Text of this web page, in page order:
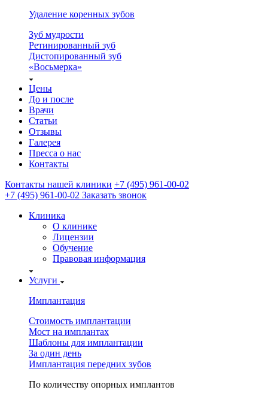
Удаление коренных зубов
Зуб мудрости
Ретинированный зуб
Дистопированный зуб
«Восьмерка»
Цены
До и после
Врачи
Статьи
Отзывы
Галерея
Пресса о нас
Контакты
Контакты нашей клиники +7 (495) 961-00-02
+7 (495) 961-00-02 Заказать звонок
Клиника
О клинике
Лицензии
Обучение
Правовая информация
Услуги
Имплантация
Стоимость имплантации
Мост на имплантах
Шаблоны для имплантации
За один день
Имплантация передних зубов
По количеству опорных имплантов